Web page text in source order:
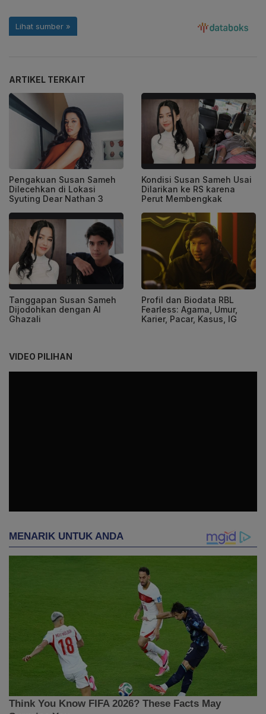
ARTIKEL TERKAIT
Pengakuan Susan Sameh
Dilecehkan di Lokasi
Syuting Dear Nathan 3
Kondisi Susan Sameh Usai
Dilarikan ke RS karena
Perut Membengkak
Tanggapan Susan Sameh
Dijodohkan dengan Al
Ghazali
Profil dan Biodata RBL
Fearless: Agama, Umur,
Karier, Pacar, Kasus, IG
VIDEO PILIHAN